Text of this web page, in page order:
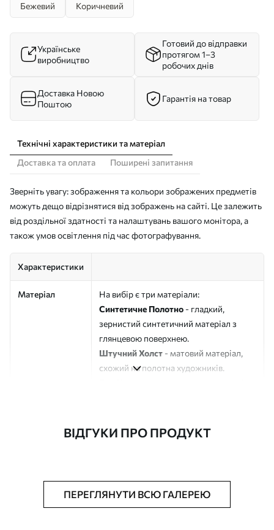
Бежевий Коричневий
Українське
виробництво
Готовий до відправки
протягом 1–3
робочих днів
Доставка Новою
Поштою
Гарантія на товар
Технічні характеристики та матеріал
Доставка та оплата
Поширені запитання
Зверніть увагу: зображення та кольори зображених предметів
можуть дещо відрізнятися від зображень на сайті. Це залежить
від роздільної здатності та налаштувань вашого монітора, а
також умов освітлення під час фотографування.
Характеристики
Матеріал
На вибір є три матеріали:
Синтетичне Полотно - гладкий,
зернистий синтетичний матеріал з
глянцевою поверхнею.
Штучний Холст - матовий матеріал,
схожий на полотна художників.
Додатково Можна додати лакове покриття.
ВІДГУКИ ПРО ПРОДУКТ
ПЕРЕГЛЯНУТИ ВСЮ ГАЛЕРЕЮ